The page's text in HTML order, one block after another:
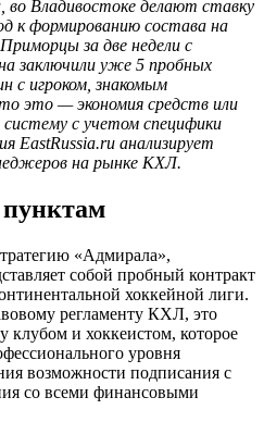
во Владивостоке делают ставку
к формированию состава на
за две недели с
заключили уже 5 пробных
с игроком, знакомым
это — экономия средств или
с учетом специфики
EastRussia.ru анализирует
на рынке КХЛ.
«Адмирала»,
собой пробный контракт
хоккейной лиги.
регламенту КХЛ, это
клубом и хоккеистом, которое
уровня
возможности подписания с
со всеми финансовыми